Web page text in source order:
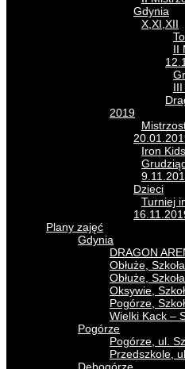
Gdynia
X,XI,XII
II
2019
Iron
Dzieci
Turniej
Plany zajęć
Gdynia
DRAGON
Obłuże,
Obłuże,
Oksywie,
Pogórze,
Wielki Kack –
Pogórze
Pogórze, ul.
Przedszkole,